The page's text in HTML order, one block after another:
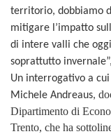
territorio, dobbiamo
mitigare l’impatto
di intere valli che
soprattutto
Un interrogativo a
Michele Andreaus,
Dipartimento di
Trento, che ha